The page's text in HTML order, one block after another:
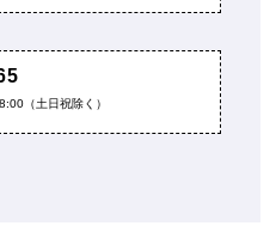
（土日祝除く）